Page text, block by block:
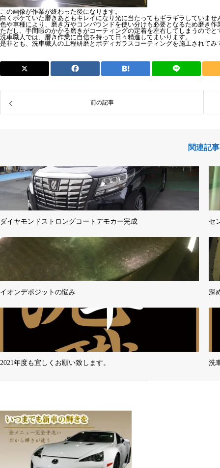
この画像が作業が終わった後になります。
白くボケていた磨きあともキレイになり光に当たってもギラギラしていませ
色や車種により、磨き方やコンパウンドを使い分けも必要となるため磨き
ただし、手間暇のかかる磨きがコーティングの定着を左右してしまうので
洗車職人では、磨き作業に自信を持って日々精進してまいります。
是非とも、洗車職人の工程研磨とボディガラスコーティングを施工されてみ
前の記事
関連記事
ダイヤモンドストロングコートデモカー完成 セ
イオンデポジットの悩み 深
2021年度も宜しくお願い致します。 洗